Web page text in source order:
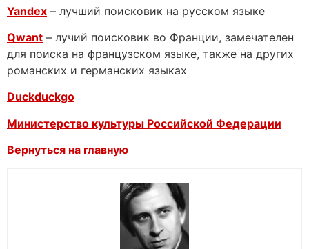
Yandex – лучший поисковик на русском языке
Qwant – лучий поисковик во Франции, замечателен
для поиска на французском языке, также на других
романских и германских языках
Duckduckgo
Министерство культуры Российской Федерации
Вернуться на главную